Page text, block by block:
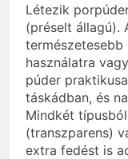
Létezik
(préselt állagú).
használatra
púder
táskádban, és
Mindkét
(transzparens)
extra fedést is